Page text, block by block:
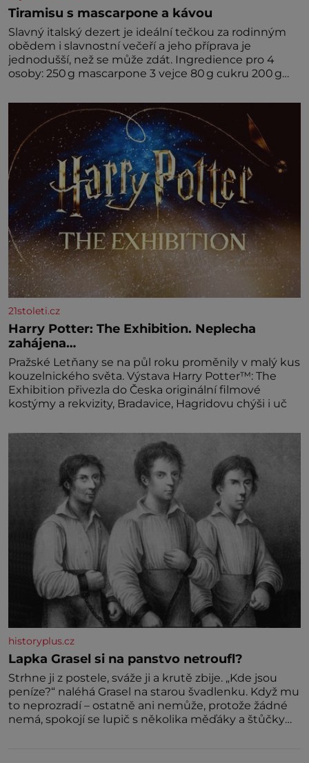
Tiramisu s mascarpone a kávou
Slavný italský dezert je ideální tečkou za rodinným
obědem i slavnostní večeří a jeho příprava je
jednodušší, než se může zdát. Ingredience pro 4
osoby: 250 g mascarpone 3 vejce 80 g cukru 200 g
amaretta kakao na posypání Postup: Oddělte
žloutky od bílků. Žloutky vyšlehejte s cukrem do
světlé pěny a postupně do nich vmíchejte
mascarpone, aby vznikl hladký
21stoleti.cz
Harry Potter: The Exhibition. Neplecha
zahájena…
Pražské Letňany se na půl roku proměnily v malý kus
kouzelnického světa. Výstava Harry Potter™: The
Exhibition přivezla do Česka originální filmové
kostýmy a rekvizity, Bradavice, Hagridovu chýši i uč
historyplus.cz
Lapka Grasel si na panstvo netroufl?
Strhne ji z postele, sváže ji a krutě zbije. „Kde jsou
peníze?“ naléhá Grasel na starou švadlenku. Když mu
to neprozradí – ostatně ani nemůže, protože žádné
nemá, spokojí se lupič s několika měďáky a štůčky